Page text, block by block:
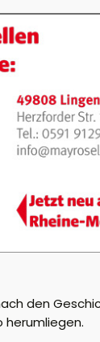
den
herumliegen.